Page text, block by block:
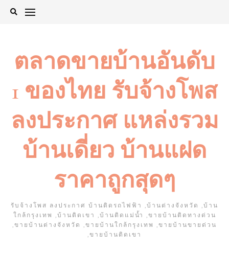
Skip
ตลาดขายบ้านอันดับ
1 ของไทย รับจ้างโพส
ลงประกาศ แหล่งรวม
บ้านเดี่ยว บ้านแฝด
ราคาถูกสุดๆ
รับจ้างโพส ลงประกาศ บ้านติดรถไฟฟ้า ,บ้านต่างจังหวัด ,บ้าน
ใกล้กรุงเทพ ,บ้านติดเขา ,บ้านติดแม่น้ำ ,ขายบ้านติดทางด่วน
,ขายบ้านต่างจังหวัด ,ขายบ้านใกล้กรุงเทพ ,ขายบ้านขายด่วน
,ขายบ้านติดเขา